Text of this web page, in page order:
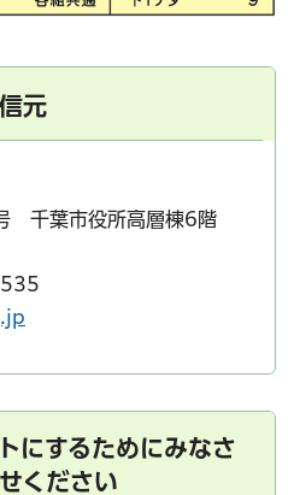
元
千葉市役所高層棟6階
にするためにみなさ
ください